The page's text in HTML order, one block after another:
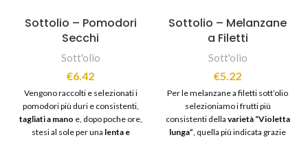
Sottolio – Pomodori
Secchi
Sott'olio
€6.42
Vengono raccolti e selezionati i
pomodori più duri e consistenti,
tagliati a mano e, dopo poche ore,
stesi al sole per una lenta e
Sottolio – Melanzane
a Filetti
Sott'olio
€5.22
Per le melanzane a filetti sott’olio
selezioniamo i frutti più
consistenti della varietà “Violetta
lunga”, quella più indicata grazie